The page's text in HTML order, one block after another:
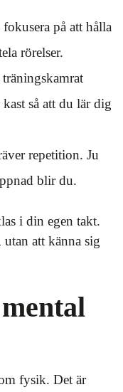
på att hålla
rörelser.
så att du lär dig
repetition. Ju
blir du.
i din egen takt.
att känna sig
fysik. Det är